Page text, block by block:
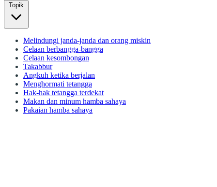
Topik
Melindungi janda-janda dan orang miskin
Celaan berbangga-bangga
Celaan kesombongan
Takabbur
Angkuh ketika berjalan
Menghormati tetangga
Hak-hak tetangga terdekat
Makan dan minum hamba sahaya
Pakaian hamba sahaya